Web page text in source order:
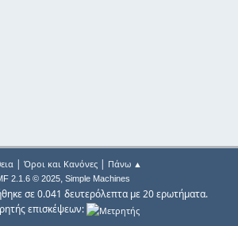
| Όροι και Κανόνες| Πάνω ▲
2.1.6 © 2025, Simple Machines
σε 0.041 δευτερόλεπτα με 20 ερωτήματα.
επισκέψεων: